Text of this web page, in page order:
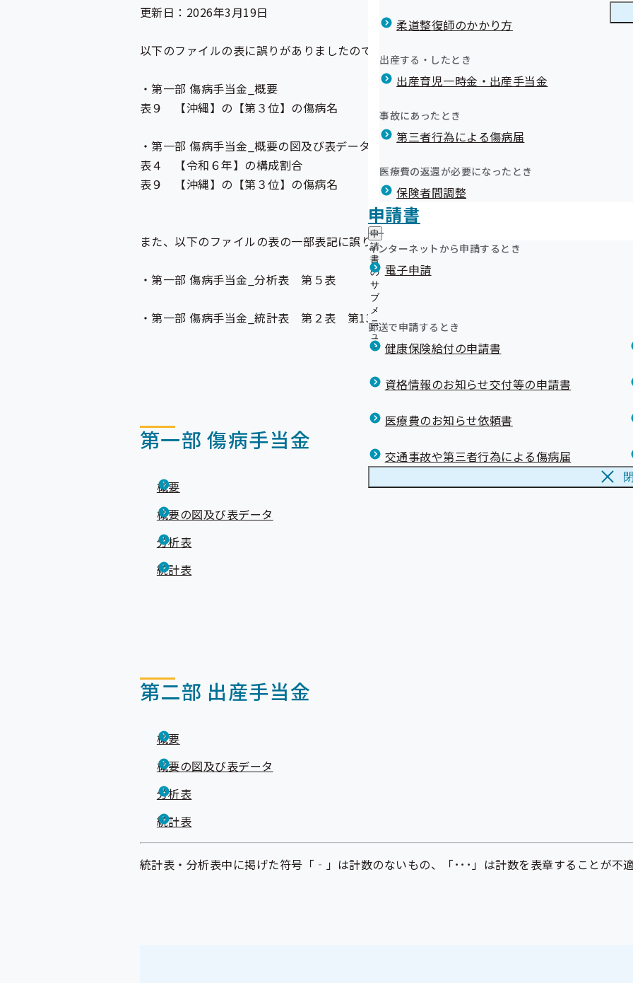
柔道整復師のかかり方
出産する・したとき
出産育児一時金・出産手当金
事故にあったとき
第三者行為による傷病届
医療費の返還が必要になったとき
保険者間調整
申請書
申
請
書
の
サ
ブ
メ
ニ
ュ
ー
インターネットから申請するとき
電子申請
郵送で申請するとき
健康保険給付の申請書
資格情報のお知らせ交付等の申請書
医療費のお知らせ依頼書
交通事故や第三者行為による傷病届
更新日：2026年3月19日
以下のファイルの表に誤りがありましたので訂正し、再掲載いたしました。
・第一部 傷病手当金_概要
表９ 【沖縄】の【第３位】の傷病名
・第一部 傷病手当金_概要の図及び表データ
表４ 【令和６年】の構成割合
表９ 【沖縄】の【第３位】の傷病名
また、以下のファイルの表の一部表記に誤りがありましたので訂正し、再掲載いたしました。
・第一部 傷病手当金_分析表 第５表
・第一部 傷病手当金_統計表 第２表 第13表
第一部 傷病手当金
概要
概要の図及び表データ
分析表
統計表
第二部 出産手当金
概要
概要の図及び表データ
分析表
統計表
統計表・分析表中に掲げた符号「‐」は計数のないもの、「･･･」は計数を表章することが不